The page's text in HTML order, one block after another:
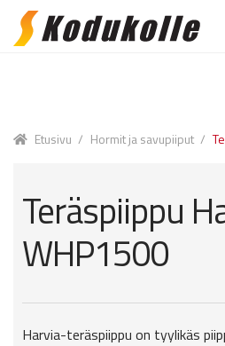
Skip
Skip
Etusivu / Hormit ja savupiiput /
Teräspiippu
WHP1500
Harvia-teräspiippu on tyylikäs